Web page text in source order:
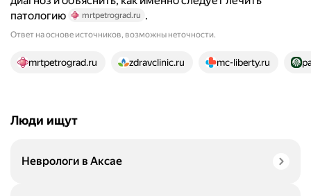
патологию
mrtpetrograd.ru .
Ответ на основе источников, возможны неточности.
14 источников
mrtpetrograd.ru zdravclinic.ru mc-liberty.ru
Люди ищут
Неврологи в Аксае